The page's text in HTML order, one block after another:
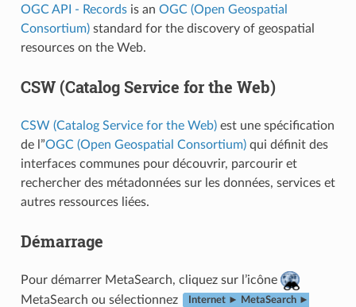
OGC API - Recordsis an OGC (Open Geospatial
Consortium)standard for the discovery of geospatial
resources on the Web.
CSW (Catalog Service for the Web)
CSW (Catalog Service for the Web)est une spécification
de l”OGC (Open Geospatial Consortium)qui définit des
interfaces communes pour découvrir, parcourir et
rechercher des métadonnées sur les données, services et
autres ressources liées.
Démarrage
Pour démarrer MetaSearch, cliquez sur l’icône
MetaSearch ou sélectionnez
Internet ► MetaSearch ►